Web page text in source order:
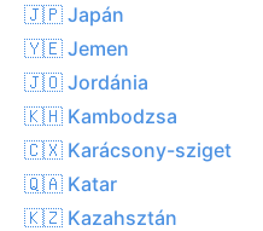
🇯🇵 Japán
🇾🇪 Jemen
🇯🇴 Jordánia
🇰🇭 Kambodzsa
🇨🇽 Karácsony-sziget
🇶🇦 Katar
🇰🇿 Kazahsztán